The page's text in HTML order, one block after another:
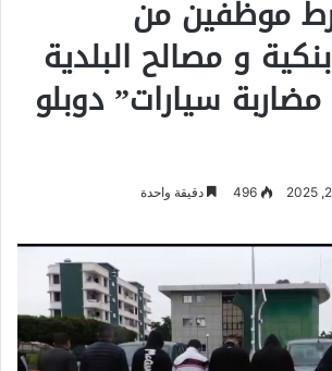
موظفين من
و مصالح البلدية
سيارات” دوبلو
496 دقيقة واحدة